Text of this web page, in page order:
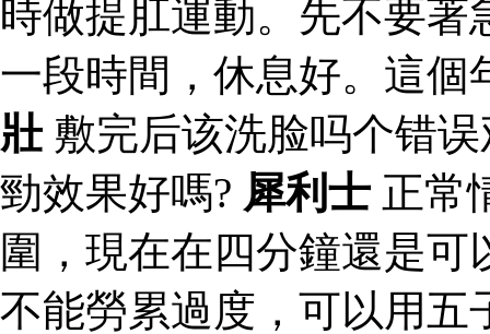
時做提肛運動。先不要
一段時間，休息好。這
壯敷完后该洗脸吗个错
勁效果好嗎? 犀利士 正常
圍，現在在四分鐘還是
不能勞累過度，可以用五